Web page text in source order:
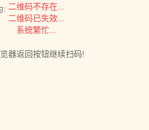
: 二维码不存在...
二维码已失效...
系统繁忙...
器返回按钮继续扫码!